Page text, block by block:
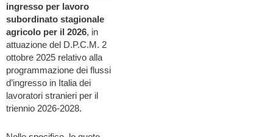
ingresso per lavoro
subordinato stagionale
agricolo per il 2026, in
attuazione del D.P.C.M. 2
ottobre 2025 relativo alla
programmazione dei flussi
d’ingresso in Italia dei
lavoratori stranieri per il
triennio 2026-2028.